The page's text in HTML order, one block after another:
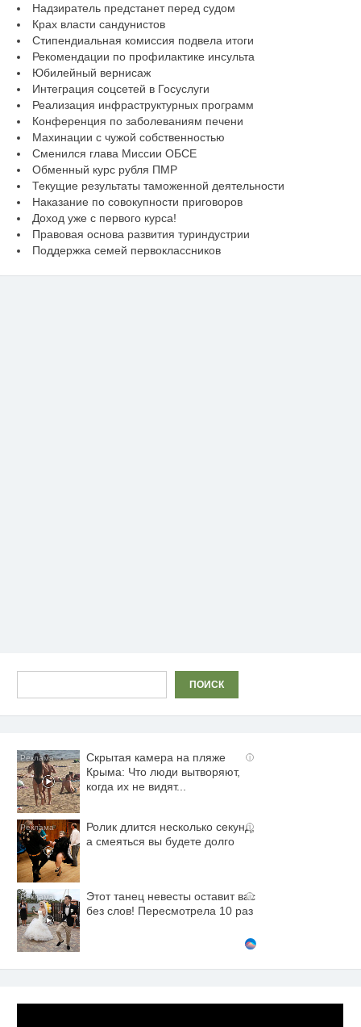
Надзиратель предстанет перед судом
Крах власти сандунистов
Стипендиальная комиссия подвела итоги
Рекомендации по профилактике инсульта
Юбилейный вернисаж
Интеграция соцсетей в Госуслуги
Реализация инфраструктурных программ
Конференция по заболеваниям печени
Махинации с чужой собственностью
Сменился глава Миссии ОБСЕ
Обменный курс рубля ПМР
Текущие результаты таможенной деятельности
Наказание по совокупности приговоров
Доход уже с первого курса!
Правовая основа развития туриндустрии
Поддержка семей первоклассников
ПОИСК
i
Скрытая камера на пляже
Крыма: Что люди вытворяют,
когда их не видят...
i
Ролик длится несколько секунд,
а смеяться вы будете долго
i
Этот танец невесты оставит вас
без слов! Пересмотрела 10 раз